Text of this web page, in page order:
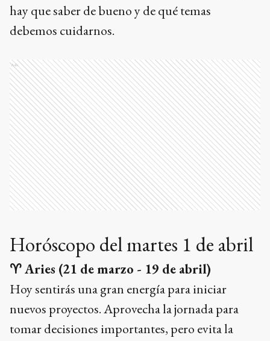
hay que saber de bueno y de qué temas
debemos cuidarnos.
Ads
Horóscopo del martes 1 de abril
♈Aries (21 de marzo - 19 de abril)
Hoy sentirás una gran energía para iniciar
nuevos proyectos. Aprovecha la jornada para
tomar decisiones importantes, pero evita la